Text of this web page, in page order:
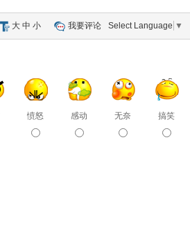
大 中 小 我要评论 Select Language ▼
愤怒 感动 无奈 搞笑